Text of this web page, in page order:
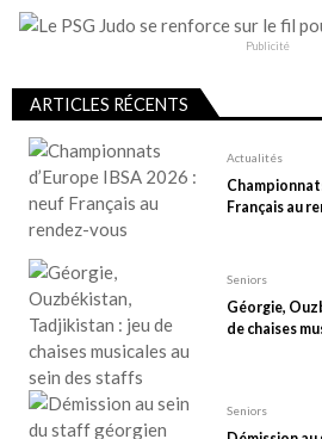
i
n
d
e
s
p
u
b
l
i
c
Publicité
ARTICLES RÉCENTS
Actualités
Français au
Seniors
Géorgie,
de chaises
Seniors